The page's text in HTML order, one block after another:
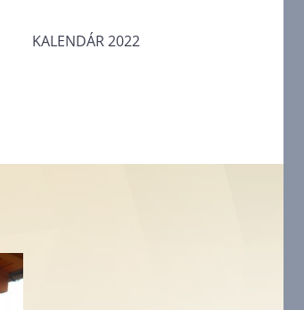
KALENDÁR 2022